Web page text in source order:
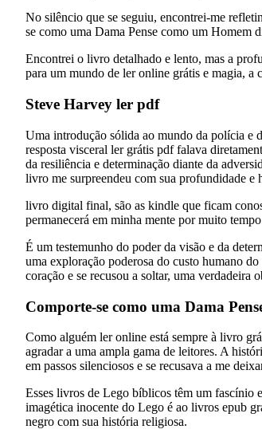
No silêncio que se seguiu, encontrei-me
se como uma Dama Pense como um Homem
Encontrei o livro detalhado e lento, mas a
para um mundo de ler online grátis e magia, a
Steve Harvey ler pdf
Uma introdução sólida ao mundo da polícia e
resposta visceral ler grátis pdf falava
da resiliência e determinação diante da
livro me surpreendeu com sua profundidade e
livro digital final, são as kindle que ficam
permanecerá em minha mente por muito
É um testemunho do poder da visão e da
uma exploração poderosa do custo humano
coração e se recusou a soltar, uma verdadeira
Comporte-se como uma Dama
Como alguém ler online está sempre à livro
agradar a uma ampla gama de leitores. A
em passos silenciosos e se recusava a me
Esses livros de Lego bíblicos têm um fascínio
imagética inocente do Lego é ao livros epub
negro com sua história religiosa.